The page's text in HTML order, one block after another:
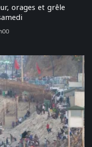
orages et grêle